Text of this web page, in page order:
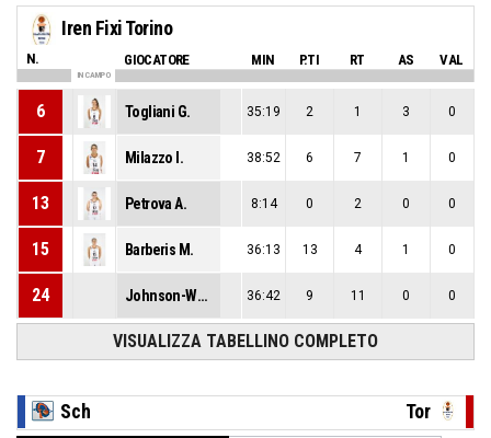
Iren Fixi Torino
N. GIOCATORE MIN P.TI RT AS VAL
IN CAMPO
6 Togliani G. 35:19 2 1 3 0
7 Milazzo I. 38:52 6 7 1 0
13 Petrova A. 8:14 0 2 0 0
15 Barberis M. 36:13 13 4 1 0
24 Johnson-Walker J. 36:42 9 11 0 0
VISUALIZZA TABELLINO COMPLETO
Sch Tor